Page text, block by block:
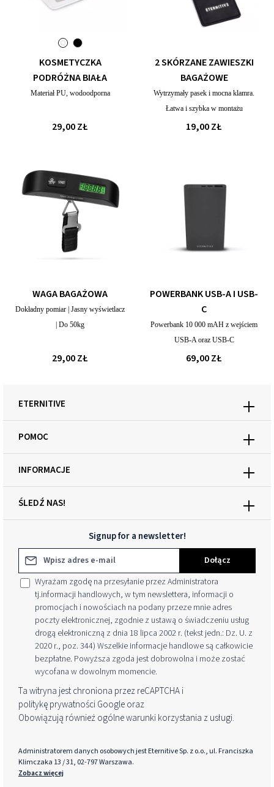
KOSMETYCZKA
PODRÓŻNA BIAŁA
Materiał PU, wodoodporna
29,00 ZŁ
2 SKÓRZANE ZAWIESZKI
BAGAŻOWE
Wytrzymały pasek i mocna klamra.
Łatwa i szybka w montażu
19,00 ZŁ
WAGA BAGAŻOWA
Dokładny pomiar | Jasny wyświetlacz
| Do 50kg
29,00 ZŁ
POWERBANK USB-A I USB-
C
Powerbank 10 000 mAH z wejściem
USB-A oraz USB-C
69,00 ZŁ
Signup for a newsletter!
Adres e-mail*
Dołącz
Wyrażam zgodę na przesyłanie przez Administratora
tj.informacji handlowych, w tym newslettera, informacji o
promocjach i nowościach na podany przeze mnie adres
poczty elektronicznej, zgodnie z ustawą o świadczeniu usług
drogą elektroniczną z dnia 18 lipca 2002 r. (tekst jedn.: Dz. U. z
2020 r., poz. 344) Wszelkie informacje handlowe są całkowicie
bezpłatne. Powyższa zgoda jest dobrowolna i może zostać
wycofana w dowolnym momencie.
Ta witryna jest chroniona przez reCAPTCHA i
politykę prywatnościGoogle oraz
Obowiązują również ogólne warunki korzystania z usługi.
Administratorem danych osobowych jest Eternitive Sp. z o.o., ul. Franciszka
Klimczaka 13 / 31, 02-797 Warszawa.
Zobacz więcej
ŚLEDŹ NAS!
ETERNITIVE
POMOC
INFORMACJE